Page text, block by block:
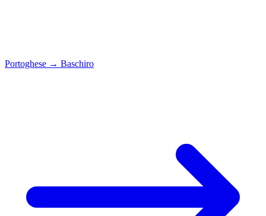
Portoghese → Baschiro